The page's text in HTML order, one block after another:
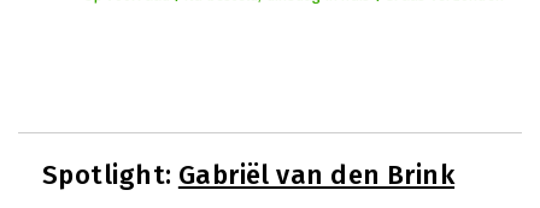
Spotlight: Gabriël van den Brink